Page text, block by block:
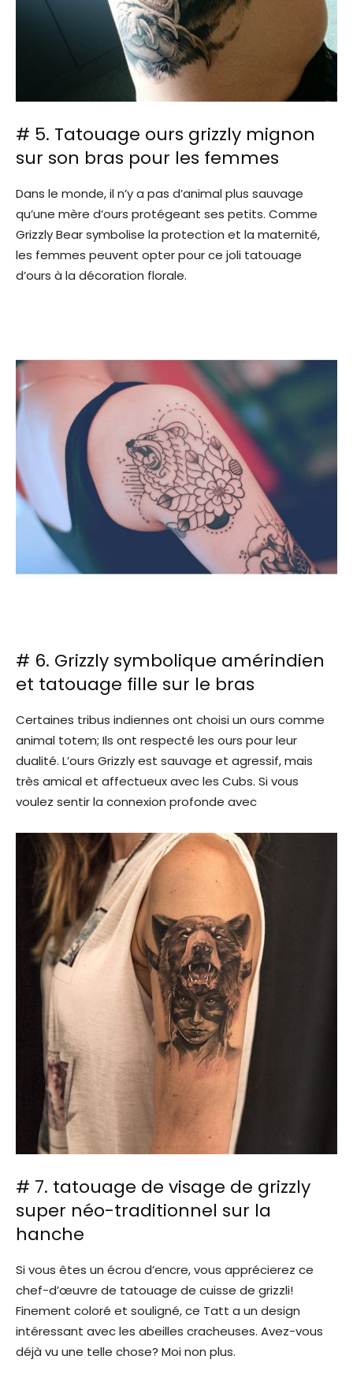
# 5. Tatouage ours grizzly mignon
sur son bras pour les femmes
Dans le monde, il n’y a pas d’animal plus sauvage
qu’une mère d’ours protégeant ses petits. Comme
Grizzly Bear symbolise la protection et la maternité,
les femmes peuvent opter pour ce joli tatouage
d’ours à la décoration florale.
# 6. Grizzly symbolique amérindien
et tatouage fille sur le bras
Certaines tribus indiennes ont choisi un ours comme
animal totem; Ils ont respecté les ours pour leur
dualité. L’ours Grizzly est sauvage et agressif, mais
très amical et affectueux avec les Cubs. Si vous
voulez sentir la connexion profonde avec
# 7. tatouage de visage de grizzly
super néo-traditionnel sur la
hanche
Si vous êtes un écrou d’encre, vous apprécierez ce
chef-d’œuvre de tatouage de cuisse de grizzli!
Finement coloré et souligné, ce Tatt a un design
intéressant avec les abeilles cracheuses. Avez-vous
déjà vu une telle chose? Moi non plus.